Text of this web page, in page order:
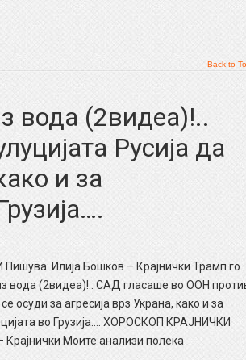
Back to
вода (2видеа)!..
Русија да
и за
Илија Бошков – Крајнички Трамп го
вода (2видеа)!.. САД гласаше во ООН
осуди за агресија врз Украна, како и за
во Грузија…. ХОРОСКОП КРАЈНИЧКИ
Крајнички Моите анализи полека